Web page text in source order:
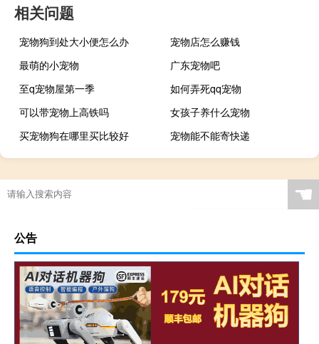
相关问题
宠物狗到处大小便怎么办
宠物店怎么赚钱
最萌的小宠物
广东宠物吧
至q宠物屋第一季
如何弄死qq宠物
可以带宠物上高铁吗
女孩子养什么宠物
买宠物狗在哪里买比较好
宠物能不能寄快递
☚
公告